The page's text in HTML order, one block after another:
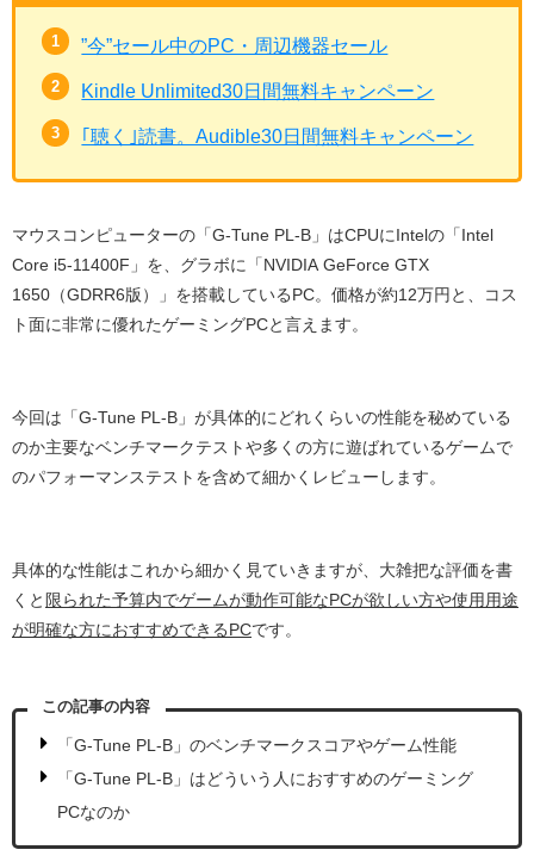
”今”セール中のPC・周辺機器セール
Kindle Unlimited30日間無料キャンペーン
｢聴く｣読書。Audible30日間無料キャンペーン
マウスコンピューターの「G-Tune PL-B」はCPUにIntelの「Intel
Core i5-11400F」を、グラボに「NVIDIA GeForce GTX
1650（GDRR6版）」を搭載しているPC。価格が約12万円と、コス
ト面に非常に優れたゲーミングPCと言えます。
今回は「G-Tune PL-B」が具体的にどれくらいの性能を秘めている
のか主要なベンチマークテストや多くの方に遊ばれているゲームで
のパフォーマンステストを含めて細かくレビューします。
具体的な性能はこれから細かく見ていきますが、大雑把な評価を書
くと 限られた予算内でゲームが動作可能なPCが欲しい方や使用用途
が明確な方におすすめできるPCです。
この記事の内容
「G-Tune PL-B」のベンチマークスコアやゲーム性能
「G-Tune PL-B」はどういう人におすすめのゲーミング
PCなのか